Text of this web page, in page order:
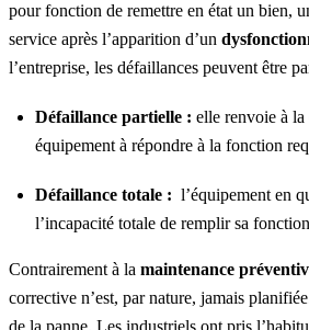
pour fonction de remettre en état un bien,
service après l’apparition d’un
l’entreprise, les défaillances peuvent être
Défaillance partielle : elle renvoie à la
équipement à répondre à la fonction
Défaillance totale : l’équipement en
l’incapacité totale de remplir sa
Contrairement à la maintenance
corrective n’est, par nature, jamais
de la panne. Les industriels ont pris